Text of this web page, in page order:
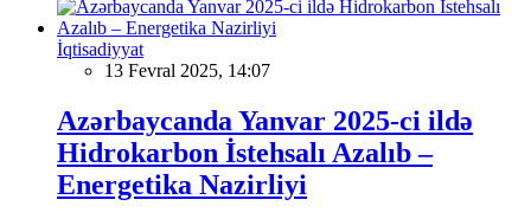
İqtisadiyyat
13 Fevral 2025, 14:07
Azərbaycanda Yanvar 2025-ci ildə
Hidrokarbon İstehsalı Azalıb –
Energetika Nazirliyi